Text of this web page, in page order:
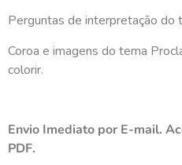
Perguntas de interpretação do
Coroa e imagens do tema
colorir.
Envio Imediato por E-mail.
PDF.